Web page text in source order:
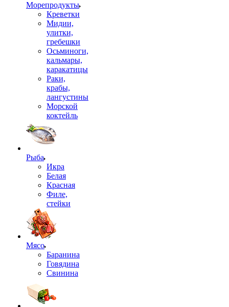
Морепродукты
Креветки
Мидии,
улитки,
гребешки
Осьминоги,
кальмары,
каракатицы
Раки,
крабы,
лангустины
Морской
коктейль
Рыба
Икра
Белая
Красная
Филе,
стейки
Мясо
Баранина
Говядина
Свинина